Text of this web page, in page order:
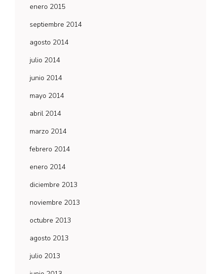
enero 2015
septiembre 2014
agosto 2014
julio 2014
junio 2014
mayo 2014
abril 2014
marzo 2014
febrero 2014
enero 2014
diciembre 2013
noviembre 2013
octubre 2013
agosto 2013
julio 2013